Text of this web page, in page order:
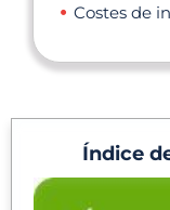
Costes de
Índice